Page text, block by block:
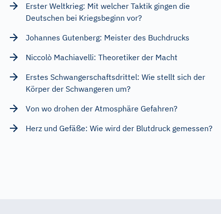
Erster Weltkrieg: Mit welcher Taktik gingen die
Deutschen bei Kriegsbeginn vor?
Johannes Gutenberg: Meister des Buchdrucks
Niccolò Machiavelli: Theoretiker der Macht
Erstes Schwangerschaftsdrittel: Wie stellt sich der
Körper der Schwangeren um?
Von wo drohen der Atmosphäre Gefahren?
Herz und Gefäße: Wie wird der Blutdruck gemessen?